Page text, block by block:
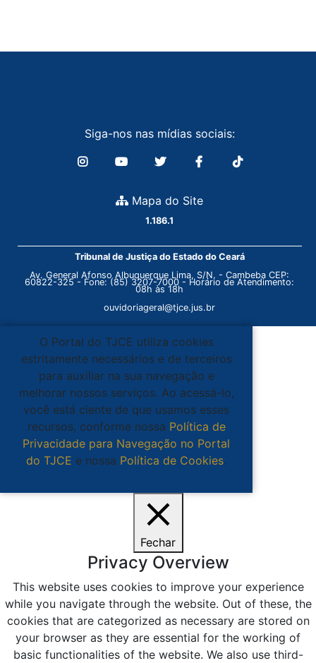
Siga-nos nas mídias sociais:
Mapa do Site
1.186.1
Tribunal de Justiça do Estado do Ceará
Av. General Afonso Albuquerque Lima, S/N. - Cambeba CEP:
60822-325 - Fone: (85) 3207-7000 - Horário de Atendimento:
08h às 18h
ouvidoriageral@tjce.jus.br
O Portal do TJCE utiliza cookies
estritamente necessários e de terceiros
para auxiliar na sua navegação e
melhorar nossos serviços. Ao acessá-lo,
você está ciente de que usamos esses
recursos, conforme nossa Política de
Privacidade para Navegação no Portal
do TJCE e nossa Política de Cookies.
Fechar
Privacy Overview
This website uses cookies to improve your experience
while you navigate through the website. Out of these, the
cookies that are categorized as necessary are stored on
your browser as they are essential for the working of
basic functionalities of the website. We also use third-